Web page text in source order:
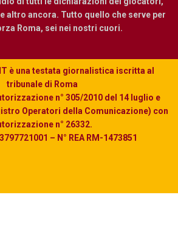
altro ancora. Tutto quello che serve per
Roma, sei nei nostri cuori.
è una testata giornalistica iscritta al
tribunale di Roma
n° 305/2010 del 14 luglio e
Operatori della Comunicazione) con
n° 26332.
– N° REA RM-1473851